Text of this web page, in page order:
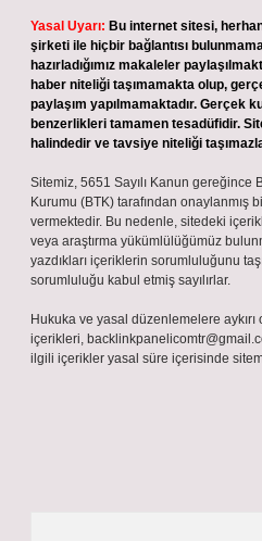
Yasal Uyarı: Bu internet sitesi,
şirketi ile hiçbir bağlantısı
hazırladığımız makaleler
haber niteliği taşımamakta olup,
paylaşım yapılmamaktadır. Gerçek
benzerlikleri tamamen tesadüfidir.
halindedir ve tavsiye niteliği
Sitemiz, 5651 Sayılı Kanun gereğince
Kurumu (BTK) tarafından onaylanmış
vermektedir. Bu nedenle, sitedeki
veya araştırma yükümlülüğümüz
yazdıkları içeriklerin sorumluluğunu
sorumluluğu kabul etmiş sayılırlar.
Hukuka ve yasal düzenlemelere
içerikleri,
ilgili içerikler yasal süre içerisinde